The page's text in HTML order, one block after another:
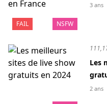
FAIL NSFW
3 ans
Les
2 ans